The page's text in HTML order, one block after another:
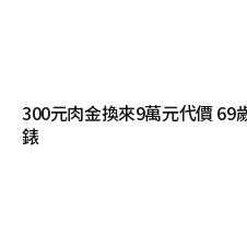
300元肉金換來9萬元代價 69
錶